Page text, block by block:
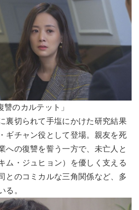
讐のカルテット」
裏切られて手塩にかけた研究結果
ギチャン役として登場。親友を死
への復讐を誓う一方で、未亡人と
ム・ジュヒョン）を優しく支える
とのコミカルな三角関係など、多
る。